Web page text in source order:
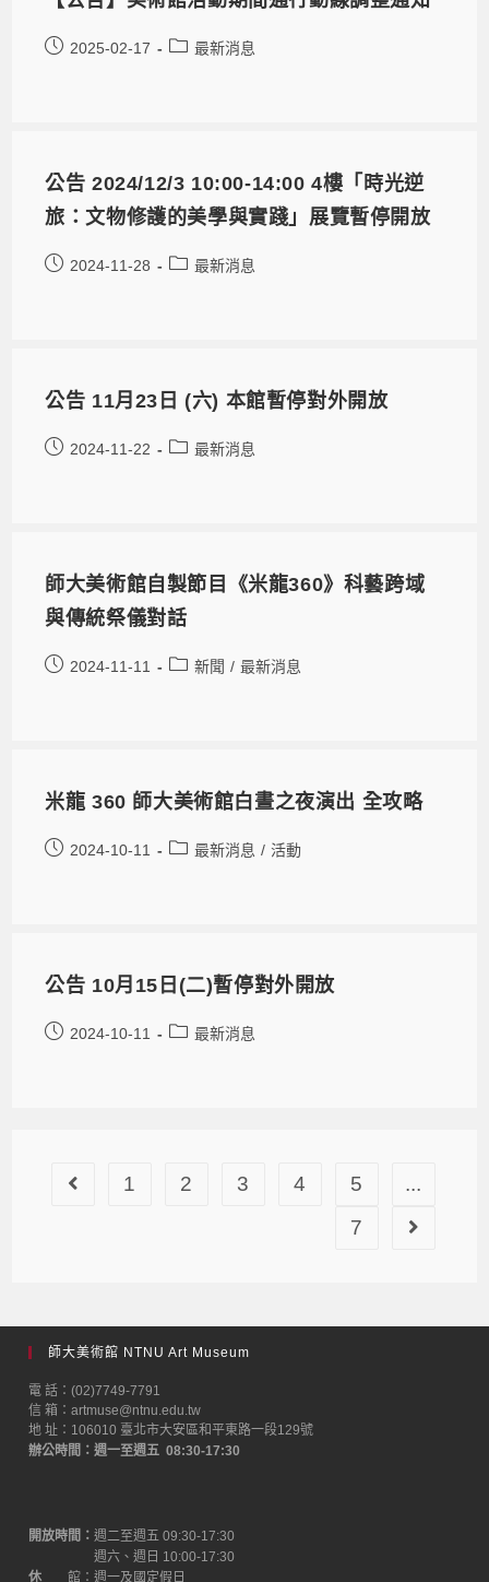
2025-02-17 最新消息
公告 2024/12/3 10:00-14:00 4樓「時光逆
旅：文物修護的美學與實踐」展覽暫停開放
2024-11-28 最新消息
公告 11月23日 (六) 本館暫停對外開放
2024-11-22 最新消息
師大美術館自製節目《米龍360》科藝跨域
與傳統祭儀對話
2024-11-11 新聞 / 最新消息
米龍 360 師大美術館白晝之夜演出 全攻略
2024-10-11 最新消息 / 活動
公告 10月15日(二)暫停對外開放
2024-10-11 最新消息
1 2 3 4 5
...
7
師大美術館 NTNU Art Museum
電 話：(02)7749-7791
信 箱：artmuse@ntnu.edu.tw
地 址：106010 臺北市大安區和平東路一段129號
辦公時間：週一至週五 08:30-17:30
開放時間：週二至週五 09:30-17:30
週六、週日 10:00-17:30
休館：週一及國定假日